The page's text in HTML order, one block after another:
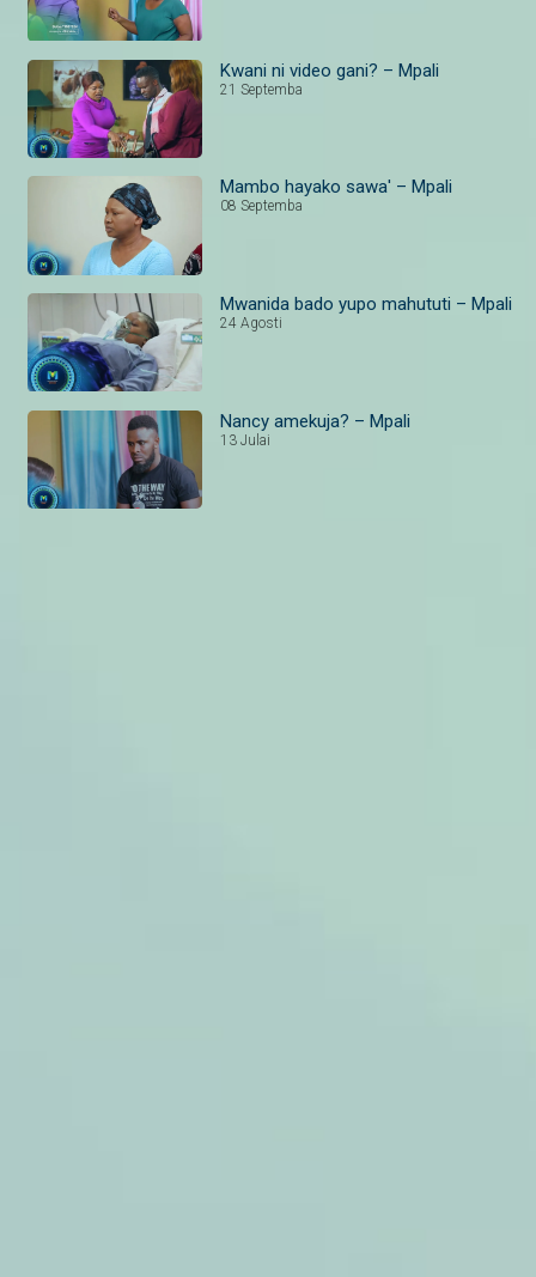
Kwani ni video gani? – Mpali
21 Septemba
Mambo hayako sawa' – Mpali
08 Septemba
Mwanida bado yupo mahututi – Mpali
24 Agosti
Nancy amekuja? – Mpali
13 Julai